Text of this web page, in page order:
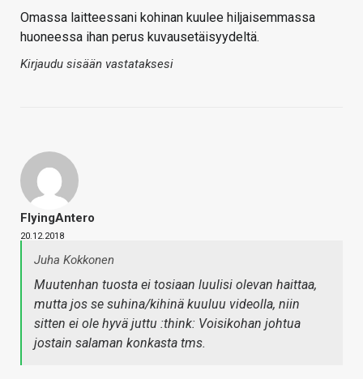
Omassa laitteessani kohinan kuulee hiljaisemmassa
huoneessa ihan perus kuvausetäisyydeltä.
Kirjaudu sisään vastataksesi
FlyingAntero
20.12.2018
Juha Kokkonen
Muutenhan tuosta ei tosiaan luulisi olevan haittaa,
mutta jos se suhina/kihinä kuuluu videolla, niin
sitten ei ole hyvä juttu :think: Voisikohan johtua
jostain salaman konkasta tms.